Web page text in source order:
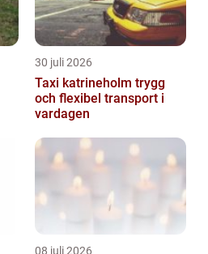
30 juli 2026
Taxi katrineholm trygg
och flexibel transport i
vardagen
08 juli 2026